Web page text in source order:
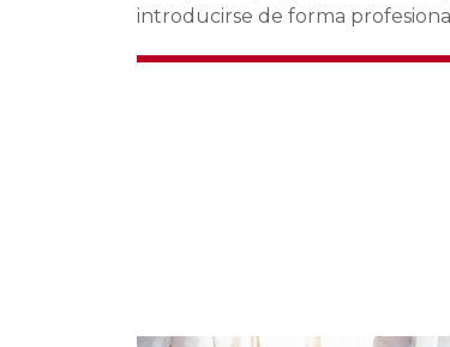
introducirse de forma